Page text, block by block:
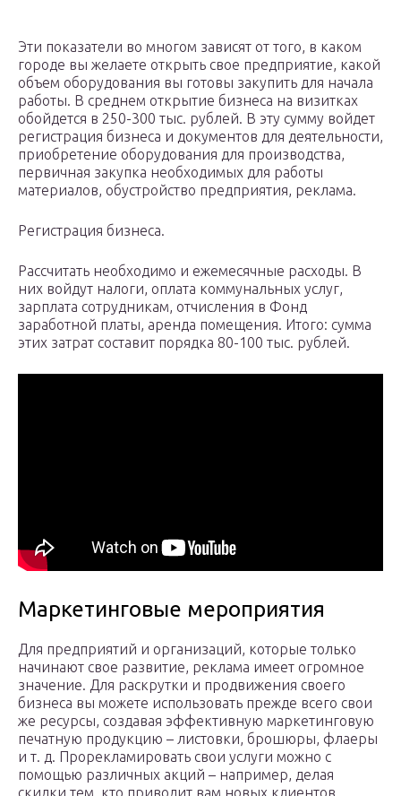
Эти показатели во многом зависят от того, в каком
городе вы желаете открыть свое предприятие, какой
объем оборудования вы готовы закупить для начала
работы. В среднем открытие бизнеса на визитках
обойдется в 250-300 тыс. рублей. В эту сумму войдет
регистрация бизнеса и документов для деятельности,
приобретение оборудования для производства,
первичная закупка необходимых для работы
материалов, обустройство предприятия, реклама.
Регистрация бизнеса.
Рассчитать необходимо и ежемесячные расходы. В
них войдут налоги, оплата коммунальных услуг,
зарплата сотрудникам, отчисления в Фонд
заработной платы, аренда помещения. Итого: сумма
этих затрат составит порядка 80-100 тыс. рублей.
Маркетинговые мероприятия
Для предприятий и организаций, которые только
начинают свое развитие, реклама имеет огромное
значение. Для раскрутки и продвижения своего
бизнеса вы можете использовать прежде всего свои
же ресурсы, создавая эффективную маркетинговую
печатную продукцию – листовки, брошюры, флаеры
и т. д. Прорекламировать свои услуги можно с
помощью различных акций – например, делая
скидки тем, кто приводит вам новых клиентов.